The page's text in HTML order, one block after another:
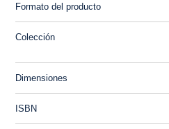
Formato del producto
Colección
Dimensiones
ISBN